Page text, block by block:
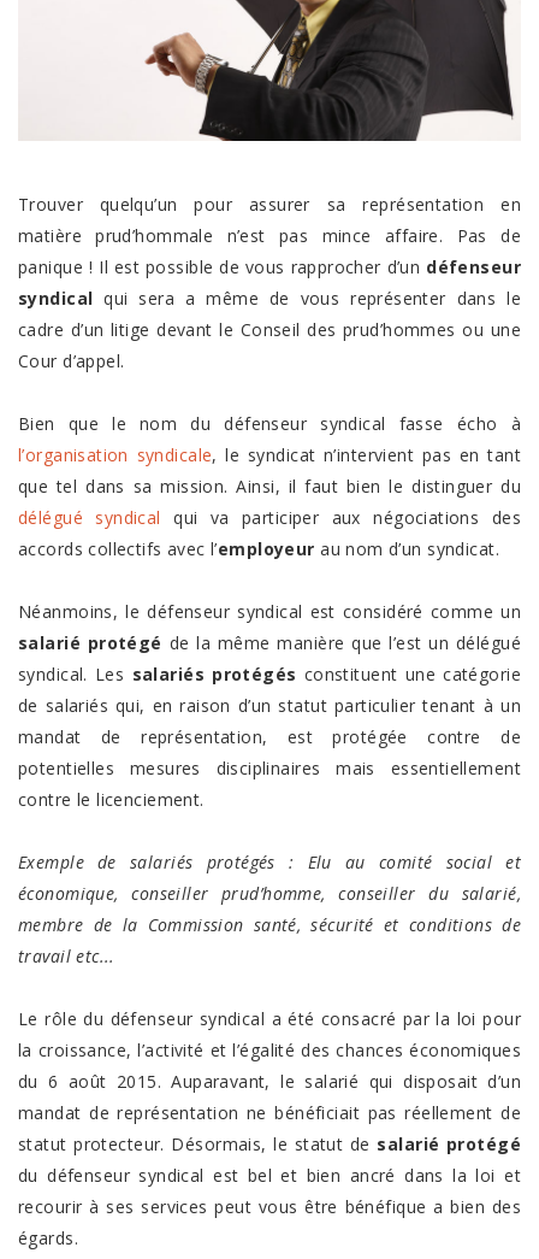
Trouver quelqu’un pour assurer sa représentation en
matière prud’hommale n’est pas mince affaire. Pas de
panique ! Il est possible de vous rapprocher d’un défenseur
syndical qui sera a même de vous représenter dans le
cadre d’un litige devant le Conseil des prud’hommes ou une
Cour d’appel.
Bien que le nom du défenseur syndical fasse écho à
l’organisation syndicale, le syndicat n’intervient pas en tant
que tel dans sa mission. Ainsi, il faut bien le distinguer du
délégué syndical qui va participer aux négociations des
accords collectifs avec l’employeur au nom d’un syndicat.
Néanmoins, le défenseur syndical est considéré comme un
salarié protégé de la même manière que l’est un délégué
syndical. Les salariés protégés constituent une catégorie
de salariés qui, en raison d’un statut particulier tenant à un
mandat de représentation, est protégée contre de
potentielles mesures disciplinaires mais essentiellement
contre le licenciement.
Exemple de salariés protégés : Elu au comité social et
économique, conseiller prud’homme, conseiller du salarié,
membre de la Commission santé, sécurité et conditions de
travail etc...
Le rôle du défenseur syndical a été consacré par la loi pour
la croissance, l’activité et l’égalité des chances économiques
du 6 août 2015. Auparavant, le salarié qui disposait d’un
mandat de représentation ne bénéficiait pas réellement de
statut protecteur. Désormais, le statut de salarié protégé
du défenseur syndical est bel et bien ancré dans la loi et
recourir à ses services peut vous être bénéfique a bien des
égards.